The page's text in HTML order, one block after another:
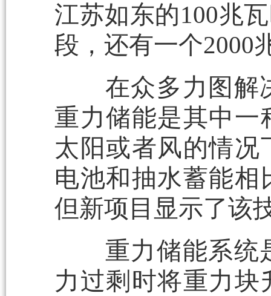
江苏如东的100兆
段，还有一个2000
在众多力图解决
重力储能是其中一
太阳或者风的情
电池和抽水蓄能
但新项目显示了该
重力储能系统是
力过剩时将重力